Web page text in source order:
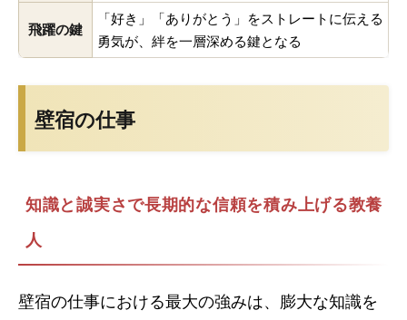
飛躍の鍵
「好き」「ありがとう」をストレートに伝える
勇気が、絆を一層深める鍵となる
壁宿の仕事
知識と誠実さで長期的な信頼を積み上げる教養
人
壁宿の仕事における最大の強みは、膨大な知識を